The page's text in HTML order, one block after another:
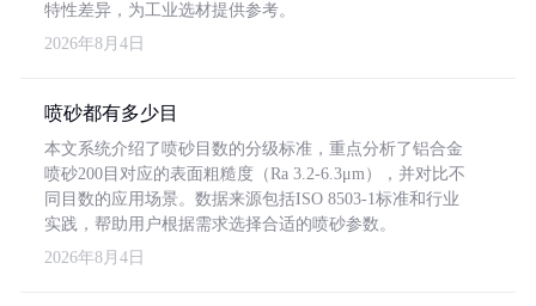
特性差异，为工业选材提供参考。
2026年8月4日
喷砂都有多少目
本文系统介绍了喷砂目数的分级标准，重点分析了铝合金
喷砂200目对应的表面粗糙度（Ra 3.2-6.3μm），并对比不
同目数的应用场景。数据来源包括ISO 8503-1标准和行业
实践，帮助用户根据需求选择合适的喷砂参数。
2026年8月4日